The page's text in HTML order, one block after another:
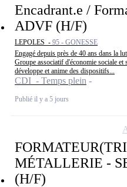
Encadrant.e /
ADVF (H/F)
LEPOLES - 95 - GONESSE
Engagé depuis près de 40 ans dans la
Groupe associatif d'économie sociale
développe et anime des dispositifs...
CDI - Temps plein
Publié il y a 5 jours
MÉTALLERIE -
(H/F)